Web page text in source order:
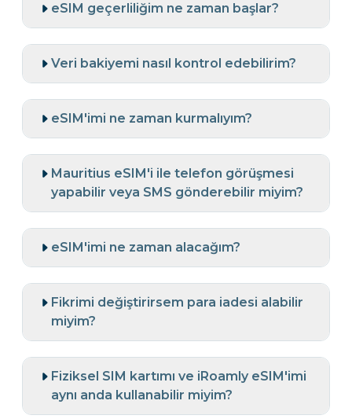
eSIM geçerliliğim ne zaman başlar?
Veri bakiyemi nasıl kontrol edebilirim?
eSIM'imi ne zaman kurmalıyım?
Mauritius eSIM'i ile telefon görüşmesi
yapabilir veya SMS gönderebilir miyim?
eSIM'imi ne zaman alacağım?
Fikrimi değiştirirsem para iadesi alabilir
miyim?
Fiziksel SIM kartımı ve iRoamly eSIM'imi
aynı anda kullanabilir miyim?